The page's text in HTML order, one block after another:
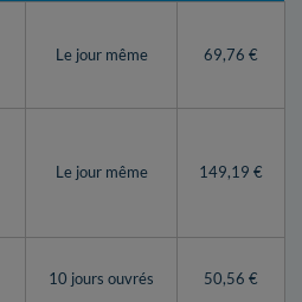
Le jour même 69,76 €
Le jour même 149,19 €
10 jours ouvrés 50,56 €